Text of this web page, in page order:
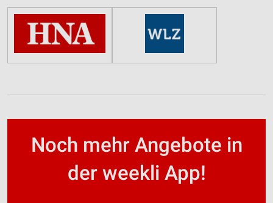
Noch mehr Angebote in
der weekli App!